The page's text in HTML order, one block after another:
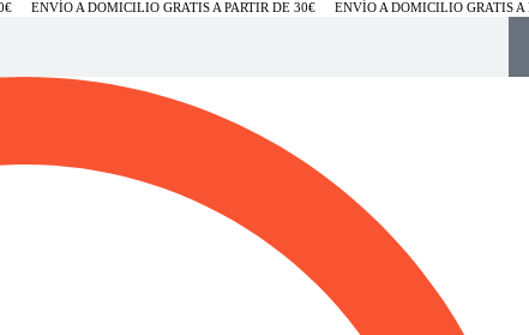
ENVÍO A DOMICILIO GRATIS A PARTIR DE 30€ ENVÍO A DOMICILIO GRATIS A